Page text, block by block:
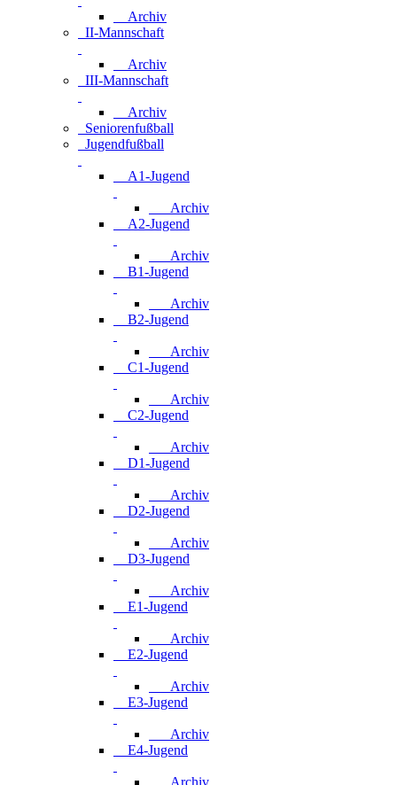
Archiv
II-Mannschaft
Archiv
III-Mannschaft
Archiv
Seniorenfußball
Jugendfußball
A1-Jugend
Archiv
A2-Jugend
Archiv
B1-Jugend
Archiv
B2-Jugend
Archiv
C1-Jugend
Archiv
C2-Jugend
Archiv
D1-Jugend
Archiv
D2-Jugend
Archiv
D3-Jugend
Archiv
E1-Jugend
Archiv
E2-Jugend
Archiv
E3-Jugend
Archiv
E4-Jugend